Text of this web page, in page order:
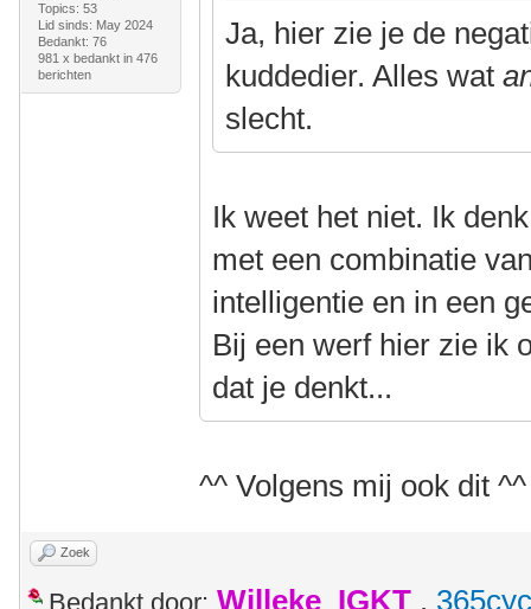
Topics: 53
Lid sinds: May 2024
Bedankt: 76
981 x bedankt in 476
berichten
Ja, hier zie je de
kuddedier. Alles wat
slecht.
Ik weet het niet. Ik
met een combinatie
intelligentie en in een
Bij een werf hier zie ik
dat je denkt...
^^ Volgens mij ook dit ^^
Zoek
Bedankt door: Willeke_IGKT ,